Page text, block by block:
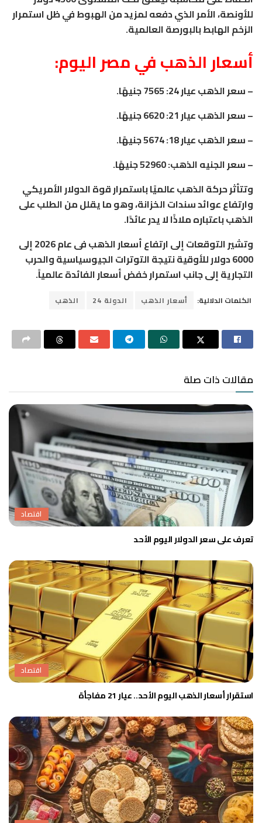
للأونصة، الأمر الذي دفعه لمزيد من الهبوط في ظل استمرار
الزخم الهابط بالبورصة العالمية.
أسعار الذهب في مصر اليوم:
– سعر الذهب عيار 24: 7565 جنيهًا.
– سعر الذهب عيار 21: 6620 جنيهًا.
– سعر الذهب عيار 18: 5674 جنيهًا.
– سعر الجنيه الذهب: 52960 جنيهًا.
وتتأثر حركة الذهب عالميًا باستمرار قوة الدولار الأمريكي
وارتفاع عوائد سندات الخزانة، وهو ما يقلل من الطلب على
الذهب باعتباره ملاذًا لا يدر عائدًا.
وتشير التوقعات إلى ارتفاع أسعار الذهب فى عام 2026 إلى
6000 دولار للأوقية نتيجة التوترات الجيوسياسية والحرب
التجارية إلى جانب استمرار خفض أسعار الفائدة عالمياً.
الكلمات الدلالية: أسعار الذهب الدولة 24 الذهب
مقالات ذات صلة
اقتصاد
تعرف على سعر الدولار اليوم الأحد
اقتصاد
استقرار أسعار الذهب اليوم الأحد.. عيار 21 مفاجأة